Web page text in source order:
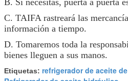
B. Si necesitas, puerta a puerta
C. TAIFA rastreará las
información a tiempo.
D. Tomaremos toda la
bienes lleguen a sus manos.
Etiquetas: refrigerador de aceite